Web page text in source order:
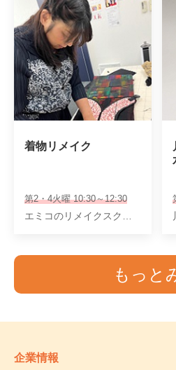
着物リメイク
第2・4火曜 10:30～12:30
もっと
企業情報